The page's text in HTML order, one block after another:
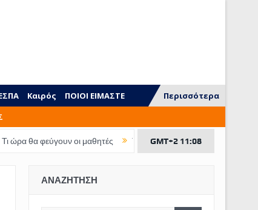
Περισσότερα
Καιρός
ΠΟΙΟΙ ΕΙΜΑΣΤΕ
οι μαθητές Τι ξεχνάμε να διδάξουμε στα παιδιά
GMT+2 11:08
ΑΝΑΖΗΤΗΣΗ